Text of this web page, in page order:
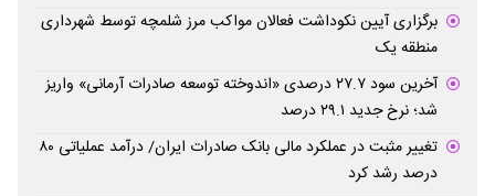
برگزاری آیین نکوداشت فعالان مواکب مرز شلمچه توسط شهرداری
منطقه یک
آخرین سود ۲۷.۷ درصدی «اندوخته توسعه صادرات آرمانی» واریز
شد؛ نرخ جدید ۲۹.۱ درصد
تغییر مثبت در عملکرد مالی بانک صادرات ایران/ درآمد عملیاتی ۸۰
درصد رشد کرد